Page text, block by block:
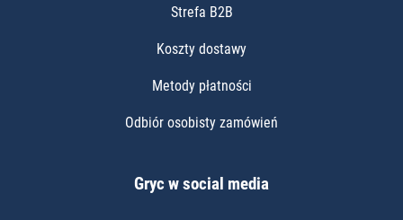
Strefa B2B
Koszty dostawy
Metody płatności
Odbiór osobisty zamówień
Gryc w social media